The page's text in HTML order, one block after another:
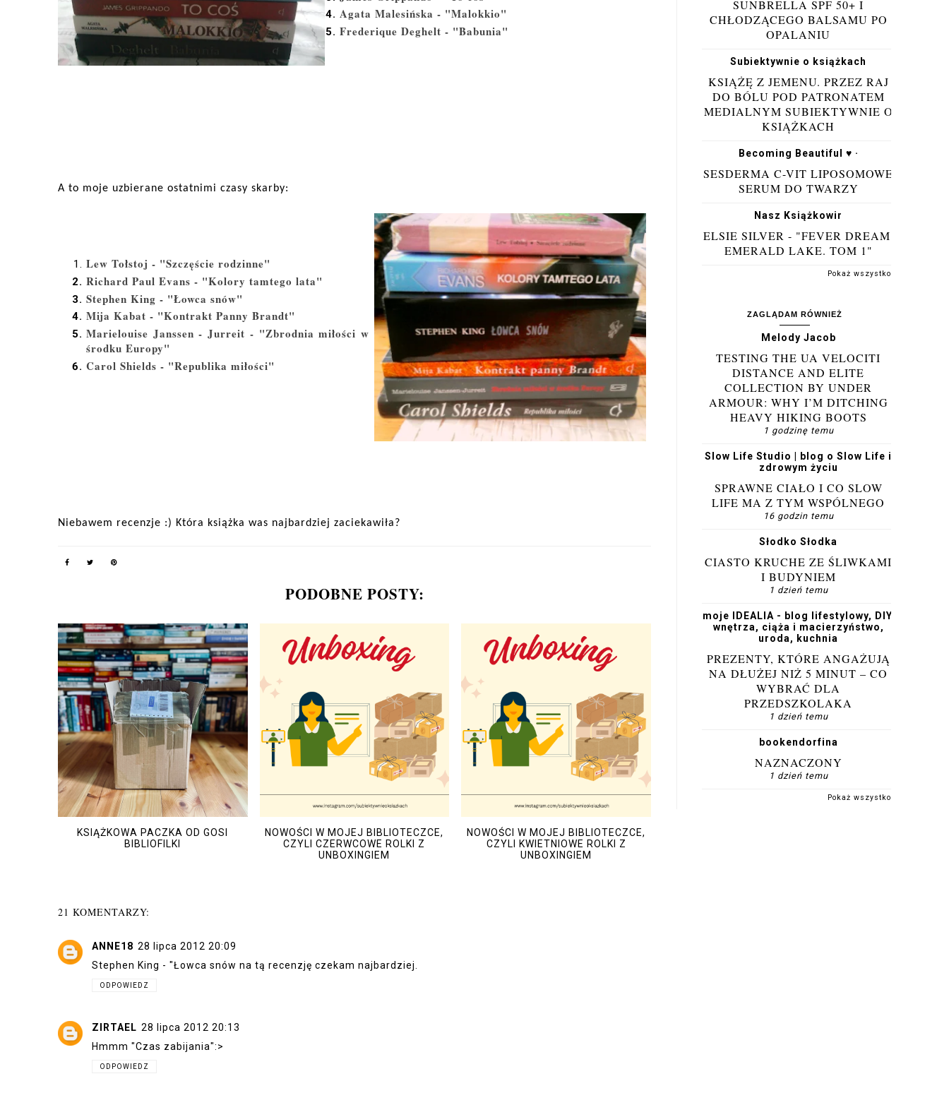
Agata Malesińska - "Malokkio"
Frederique Deghelt - "Babunia"
A to moje uzbierane ostatnimi czasy skarby:
Lew Tołstoj - "Szczęście rodzinne"
Richard Paul Evans - "Kolory tamtego lata"
Stephen King - "Łowca snów"
Mija Kabat - "Kontrakt Panny Brandt"
Marielouise Janssen - Jurreit - "Zbrodnia miłości w
środku Europy"
Carol Shields - "Republika miłości"
Niebawem recenzje :) Która książka was najbardziej zaciekawiła?
PODOBNE POSTY:
KSIĄŻKOWA PACZKA OD GOSI
BIBLIOFILKI
NOWOŚCI W MOJEJ BIBLIOTECZCE,
CZYLI CZERWCOWE ROLKI Z
UNBOXINGIEM
NOWOŚCI W MOJEJ BIBLIOTECZCE,
CZYLI KWIETNIOWE ROLKI Z
UNBOXINGIEM
21 KOMENTARZY:
ANNE18 28 lipca 2012 20:09
Stephen King - "Łowca snów na tą recenzję czekam najbardziej.
ODPOWIEDZ
ZIRTAEL 28 lipca 2012 20:13
Hmmm "Czas zabijania":>
ODPOWIEDZ
SUNBRELLA SPF 50+ I
CHŁODZĄCEGO BALSAMU PO
OPALANIU
Subiektywnie o książkach
KSIĄŻĘ Z JEMENU. PRZEZ RAJ
DO BÓLU POD PATRONATEM
MEDIALNYM SUBIEKTYWNIE O
KSIĄŻKACH
Becoming Beautiful ♥ ·
SESDERMA C-VIT LIPOSOMOWE
SERUM DO TWARZY
Nasz Książkowir
ELSIE SILVER - "FEVER DREAM.
EMERALD LAKE. TOM 1"
Pokaż wszystko
ZAGLĄDAM RÓWNIEŻ
Melody Jacob
TESTING THE UA VELOCITI
DISTANCE AND ELITE
COLLECTION BY UNDER
ARMOUR: WHY I’M DITCHING
HEAVY HIKING BOOTS
1 godzinę temu
Slow Life Studio | blog o Slow Life i
zdrowym życiu
SPRAWNE CIAŁO I CO SLOW
LIFE MA Z TYM WSPÓLNEGO
16 godzin temu
Słodko Słodka
CIASTO KRUCHE ZE ŚLIWKAMI
I BUDYNIEM
1 dzień temu
moje IDEALIA - blog lifestylowy, DIY,
wnętrza, ciąża i macierzyństwo,
uroda, kuchnia
PREZENTY, KTÓRE ANGAŻUJĄ
NA DŁUŻEJ NIŻ 5 MINUT – CO
WYBRAĆ DLA
PRZEDSZKOLAKA
1 dzień temu
bookendorfina
NAZNACZONY
1 dzień temu
Pokaż wszystko